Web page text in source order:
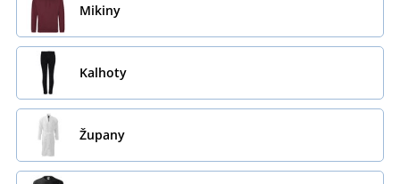
Mikiny
Kalhoty
Župany